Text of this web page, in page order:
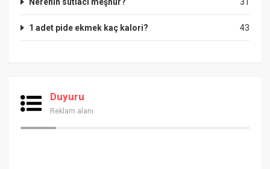
43
1 adet pide ekmek kaç kalori?
Duyuru
Reklam alanı